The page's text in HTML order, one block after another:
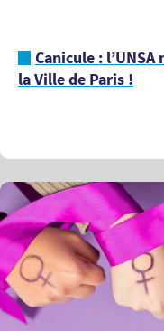
Canicule :
la Ville de Paris !